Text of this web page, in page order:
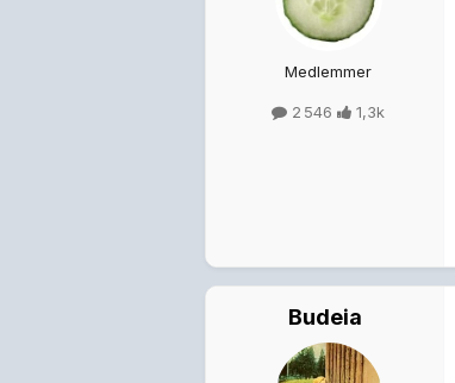
Medlemmer
2 546 1,3k
Budeia